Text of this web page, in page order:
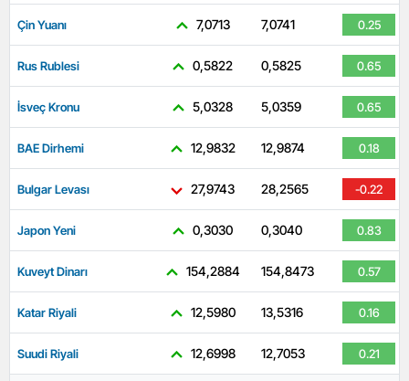
Çin Yuanı 7,0713 7,0741 0.25
Rus Rublesi 0,5822 0,5825 0.65
İsveç Kronu 5,0328 5,0359 0.65
BAE Dirhemi 12,9832 12,9874 0.18
Bulgar Levası 27,9743 28,2565 -0.22
Japon Yeni 0,3030 0,3040 0.83
Kuveyt Dinarı 154,2884 154,8473 0.57
Katar Riyali 12,5980 13,5316 0.16
Suudi Riyali 12,6998 12,7053 0.21